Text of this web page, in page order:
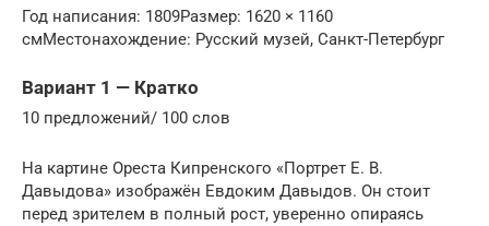
Год написания: 1809Размер: 1620 × 1160
смМестонахождение: Русский музей, Санкт-Петербург
Вариант 1 — Кратко
10 предложений/ 100 слов
На картине Ореста Кипренского «Портрет Е. В.
Давыдова» изображён Евдоким Давыдов. Он стоит
перед зрителем в полный рост, уверенно опираясь